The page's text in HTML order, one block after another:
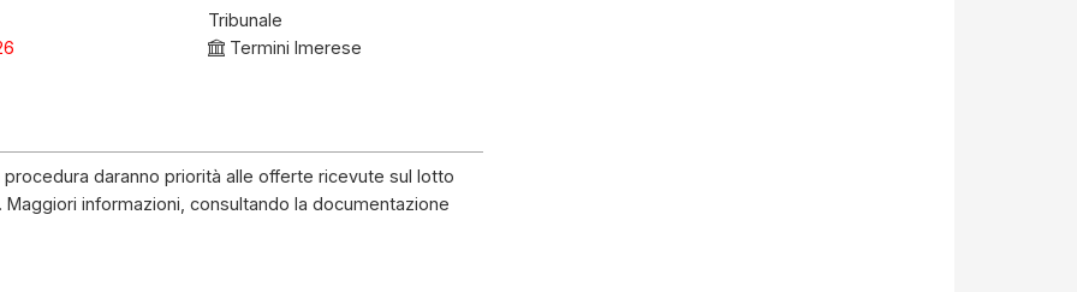
Tribunale
Termini Imerese
daranno priorità alle offerte ricevute sul lotto
informazioni, consultando la documentazione